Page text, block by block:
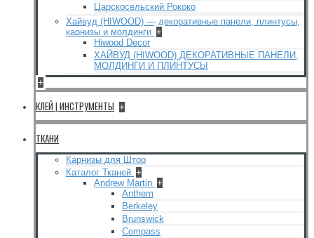
Царскосельский Рококо
Хайвуд (HIWOOD) — декоративные панели, плинтусы,
карнизы и молдинги +
Hiwood Decor
ХАЙВУД (HIWOOD) ДЕКОРАТИВНЫЕ ПАНЕЛИ,
МОЛДИНГИ И ПЛИНТУСЫ
+
КЛЕЙ | ИНСТРУМЕНТЫ +
ТКАНИ
Карнизы для Штор
Каталог Тканей +
Andrew Martin +
Anthem
Berkeley
Brunswick
Compass